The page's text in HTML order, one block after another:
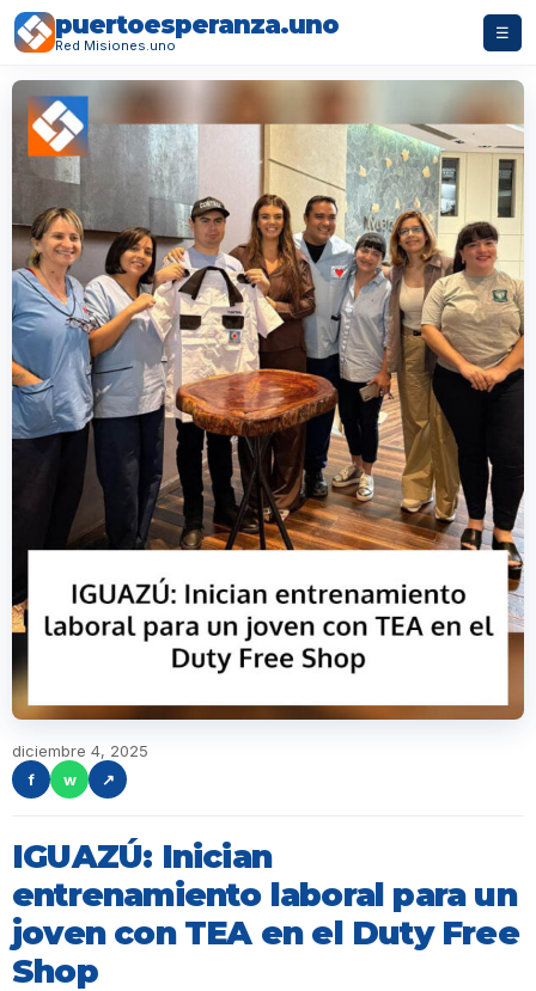
puertoesperanza.uno
Red Misiones.uno
☰
diciembre 4, 2025
f
w ↗
IGUAZÚ: Inician
entrenamiento laboral para un
joven con TEA en el Duty Free
Shop